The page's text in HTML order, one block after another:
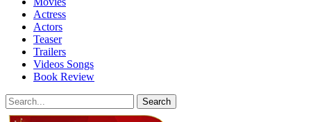
Actress
Actors
Teaser
Trailers
Videos Songs
Book Review